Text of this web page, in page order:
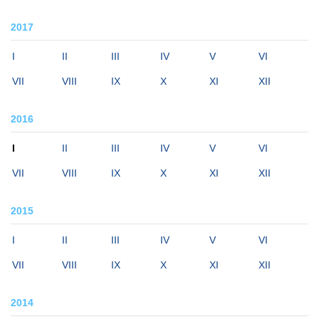
2017
I II III IV V VI
VII VIII IX X XI XII
2016
I II III IV V VI
VII VIII IX X XI XII
2015
I II III IV V VI
VII VIII IX X XI XII
2014